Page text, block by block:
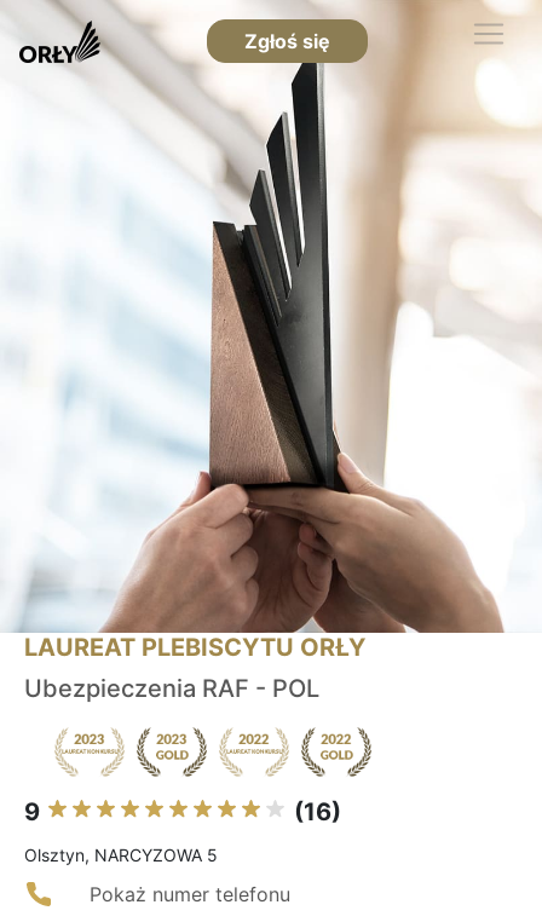
Zgłoś się
LAUREAT PLEBISCYTU ORŁY
Ubezpieczenia RAF - POL
9 (16)
Olsztyn, NARCYZOWA 5
Pokaż numer telefonu